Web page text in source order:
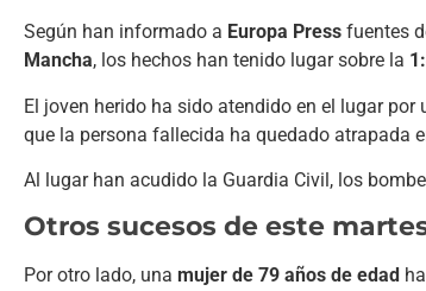
Según han informado a Europa Press fuentes
Mancha, los hechos han tenido lugar sobre la
El joven herido ha sido atendido en el lugar
que la persona fallecida ha quedado atrapada
Al lugar han acudido la Guardia Civil, los
Otros sucesos de este
Por otro lado, una mujer de 79 años de edad